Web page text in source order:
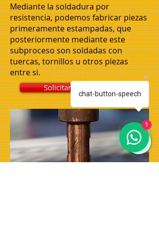
Mediante la soldadura por
resistencia, podemos fabricar piezas
primeramente estampadas, que
posteriormente mediante este
subproceso son soldadas con
tuercas, tornillos u otros piezas
entre si.
Solicitar Presupuesto
chat-button-speech
1